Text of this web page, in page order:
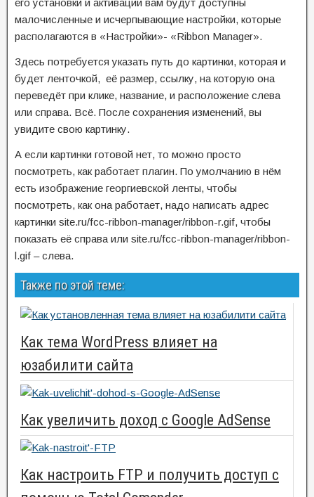
его установки и активации вам будут доступны
малочисленные и исчерпывающие настройки, которые
располагаются в «Настройки»- «Ribbon Manager».
Здесь потребуется указать путь до картинки, которая и
будет ленточкой, её размер, ссылку, на которую она
переведёт при клике, название, и расположение слева
или справа. Всё. После сохранения изменений, вы
увидите свою картинку.
А если картинки готовой нет, то можно просто
посмотреть, как работает плагин. По умолчанию в нём
есть изображение георгиевской ленты, чтобы
посмотреть, как она работает, надо написать адрес
картинки site.ru/fcc-ribbon-manager/ribbon-r.gif, чтобы
показать её справа или site.ru/fcc-ribbon-manager/ribbon-
l.gif – слева.
Также по этой теме:
Как тема WordPress влияет на
юзабилити сайта
Как увеличить доход с Google AdSense
Как настроить FTP и получить доступ с